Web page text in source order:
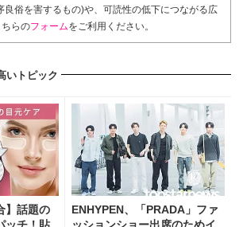
良俗を害するもの)や、可読性の低下につながる広
らのフォームをご利用ください。
いトピック
】話題の
ENHYPEN、「PRADA」ファ